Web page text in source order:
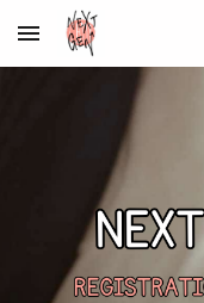
Skip to main content